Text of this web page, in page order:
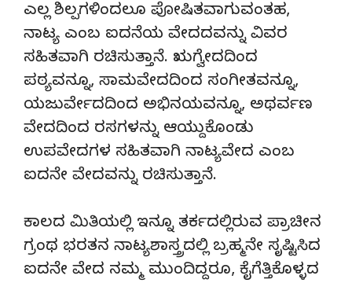
ಎಲ್ಲ ಶಿಲ್ಪಗಳಿಂದಲೂ ಪೋಷಿತವಾಗುವಂತಹ,
ನಾಟ್ಯ ಎಂಬ ಐದನೆಯ ವೇದದವನ್ನು ವಿವರ
ಸಹಿತವಾಗಿ ರಚಿಸುತ್ತಾನೆ. ಋಗ್ವೇದದಿಂದ
ಪಠ್ಯವನ್ನೂ, ಸಾಮವೇದದಿಂದ ಸಂಗೀತವನ್ನೂ,
ಯಜುರ್ವೇದದಿಂದ ಅಭಿನಯವನ್ನೂ, ಅಥರ್ವಣ
ವೇದದಿಂದ ರಸಗಳನ್ನು ಆಯ್ದುಕೊಂಡು
ಉಪವೇದಗಳ ಸಹಿತವಾಗಿ ನಾಟ್ಯವೇದ ಎಂಬ
ಐದನೇ ವೇದವನ್ನು ರಚಿಸುತ್ತಾನೆ.
ಕಾಲದ ಮಿತಿಯಲ್ಲಿ ಇನ್ನೂ ತರ್ಕದಲ್ಲಿರುವ ಪ್ರಾಚೀನ
ಗ್ರಂಥ ಭರತನ ನಾಟ್ಯಶಾಸ್ತ್ರದಲ್ಲಿ ಬ್ರಹ್ಮನೇ ಸೃಷ್ಟಿಸಿದ
ಐದನೇ ವೇದ ನಮ್ಮ ಮುಂದಿದ್ದರೂ, ಕೈಗೆತ್ತಿಕೊಳ್ಳದ